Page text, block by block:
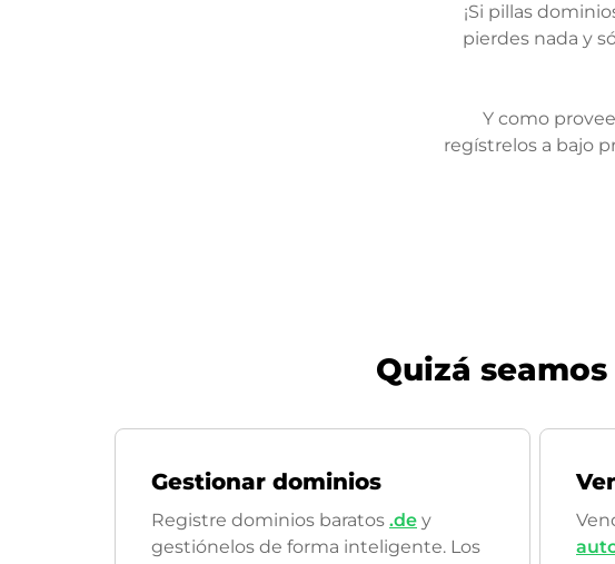
¡Si pillas
pierdes nada y
Y como
regístrelos a bajo
Quizá
Gestionar dominios
Registre dominios baratos .de y
gestiónelos de forma inteligente. Los